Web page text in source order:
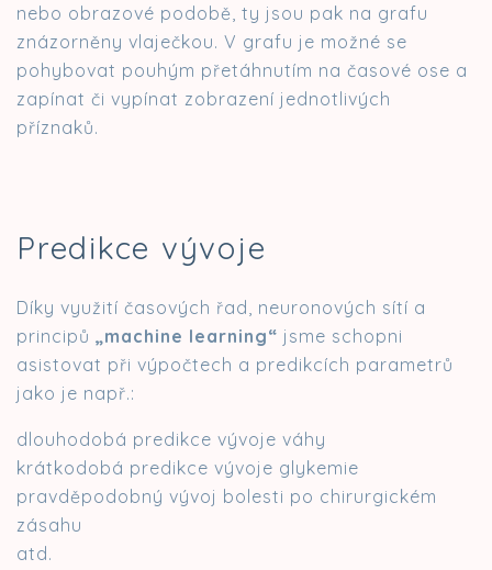
nebo obrazové podobě, ty jsou pak na grafu
znázorněny vlaječkou. V grafu je možné se
pohybovat pouhým přetáhnutím na časové ose a
zapínat či vypínat zobrazení jednotlivých
příznaků.
Predikce vývoje
Díky využití časových řad, neuronových sítí a
principů „machine learning“ jsme schopni
asistovat při výpočtech a predikcích parametrů
jako je např.:
dlouhodobá predikce vývoje váhy
krátkodobá predikce vývoje glykemie
pravděpodobný vývoj bolesti po chirurgickém
zásahu
atd.